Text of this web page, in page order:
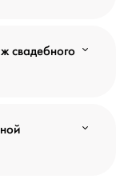
свадебного